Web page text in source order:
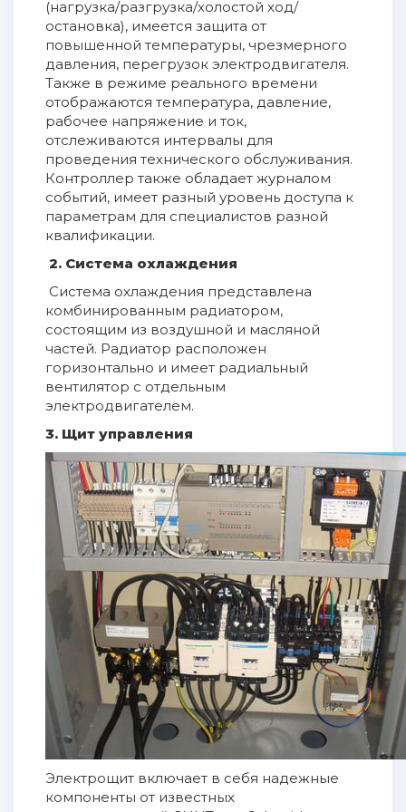
(нагрузка/разгрузка/холостой ход/
остановка), имеется защита от
повышенной температуры, чрезмерного
давления, перегрузок электродвигателя.
Также в режиме реального времени
отображаются температура, давление,
рабочее напряжение и ток,
отслеживаются интервалы для
проведения технического обслуживания.
Контроллер также обладает журналом
событий, имеет разный уровень доступа к
параметрам для специалистов разной
квалификации.
2. Система охлаждения
Система охлаждения представлена
комбинированным радиатором,
состоящим из воздушной и масляной
частей. Радиатор расположен
горизонтально и имеет радиальный
вентилятор с отдельным
электродвигателем.
3. Щит управления
Электрощит включает в себя надежные
компоненты от известных